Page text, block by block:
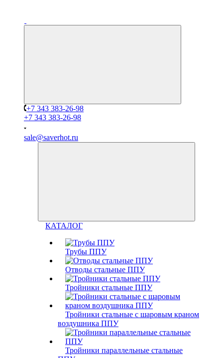
+7 343 383-26-98
+7 343 383-26-98
sale@saverhot.ru
КАТАЛОГ
Трубы ППУ
Отводы стальные ППУ
Тройники стальные ППУ
Тройники стальные с шаровым краном
воздушника ППУ
Тройники параллельные стальные